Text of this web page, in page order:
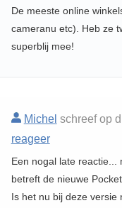
De meeste online
cameranu etc). Heb ze
superblij mee!
Michel schreef op
reageer
Een nogal late reactie...
betreft de nieuwe
Is het nu bij deze versie